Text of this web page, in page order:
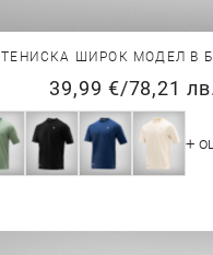
ТЕНИСКА ШИРОК МОДЕЛ В
39,99 €/78,21
+